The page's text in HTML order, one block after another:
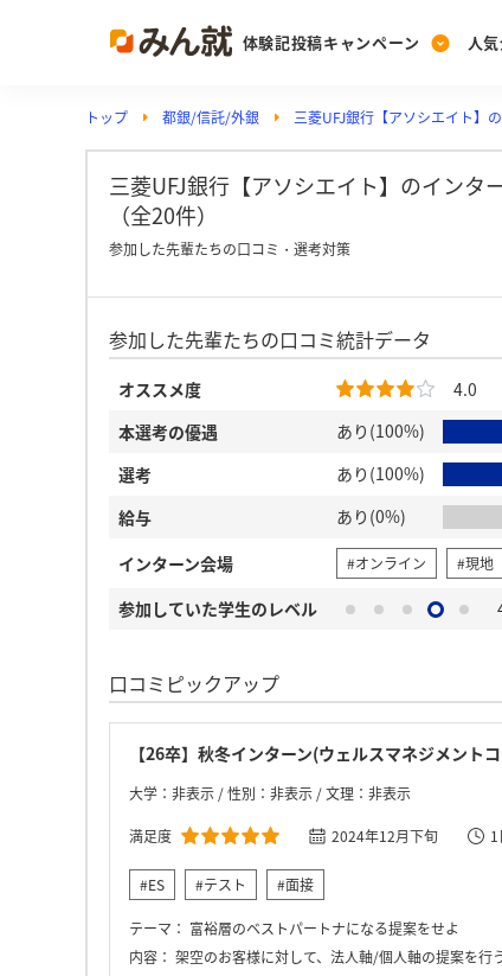
体験記投稿キャンペーン
Post
投稿する
人
Ranking
ランキングを見る
Vote
PickUp
注目の企業特集
動画で知ろう！業
トップ 都銀/信託/外銀 三菱UFJ銀行【アソシエイト】
三菱UFJ銀行【アソシエイト】のインタ
（全20件）
参加した先輩たちの口コミ・選考対策
参加した先輩たちの口コミ統計データ
オススメ度
4.0
本選考の優遇
あり(100%)
選考
あり(100%)
給与
あり(0%)
インターン会場
#オンライン #現地
参加していた学生のレベル
口コミピックアップ
【26卒】秋冬インターン(ウェルスマネジメント
大学：非表示 / 性別：非表示 / 文理：非表示
満足度
2024年12月下旬
#ES #テスト #面接
テーマ： 富裕層のベストパートナになる提案をせよ
内容： 架空のお客様に対して、法人軸/個人軸の提案を行